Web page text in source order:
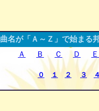
曲名が「Ａ～Ｚ」で始まる
Ａ
Ｂ Ｃ Ｄ Ｅ
０ １ ２ ３